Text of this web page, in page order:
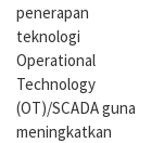
penerapan
teknologi
Operational
Technology
(OT)/SCADA guna
meningkatkan